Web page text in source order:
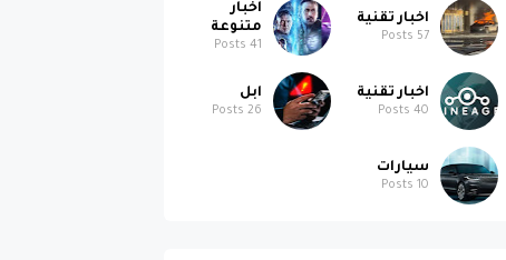
اخبار تقنية
57
اخبار
متنوعة
41
اخبار تقنية
40
ابل
26
سيارات
10